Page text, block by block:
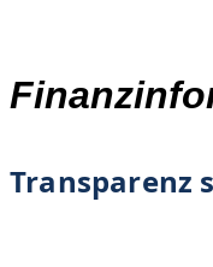
Transparenz